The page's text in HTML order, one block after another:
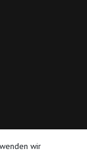
wir